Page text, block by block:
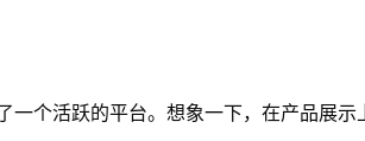
个活跃的平台。想象一下，在产品展示